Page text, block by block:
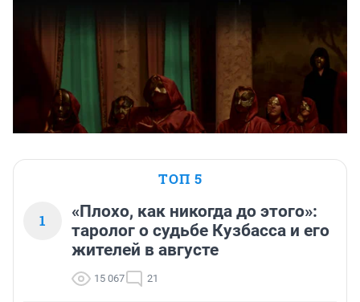
ТОП 5
1
«Плохо, как никогда до этого»:
таролог о судьбе Кузбасса и его
жителей в августе
15 067 21